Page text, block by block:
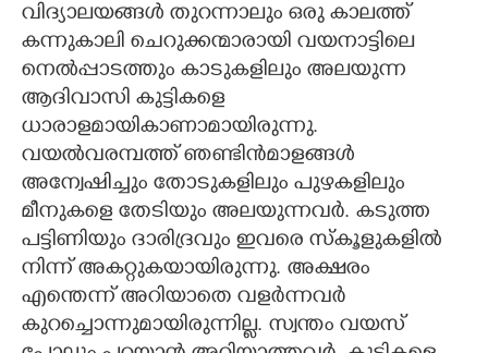
CARTOONS
LITERATURE
ZOOM
CONTACT US
വിദ്യാലയങ്ങൾ തുറന്നാലും ഒരു കാലത്ത്
കന്നുകാലി ചെറുക്കന്മാരായി വയനാട്ടിലെ
നെൽപ്പാടത്തും കാടുകളിലും അലയുന്ന
ആദിവാസി കുട്ടികളെ
ധാരാളമായികാണാമായിരുന്നു.
വയൽവരമ്പത്ത് ഞണ്ടിൻമാളങ്ങൾ
അന്വേഷിച്ചും തോടുകളിലും പുഴകളിലും
മീനുകളെ തേടിയും അലയുന്നവർ. കടുത്ത
പട്ടിണിയും ദാരിദ്രവും ഇവരെ സ്കൂളുകളിൽ
നിന്ന് അകറ്റുകയായിരുന്നു. അക്ഷരം
എന്തെന്ന് അറിയാതെ വളർന്നവർ
കുറച്ചൊന്നുമായിരുന്നില്ല. സ്വന്തം വയസ്